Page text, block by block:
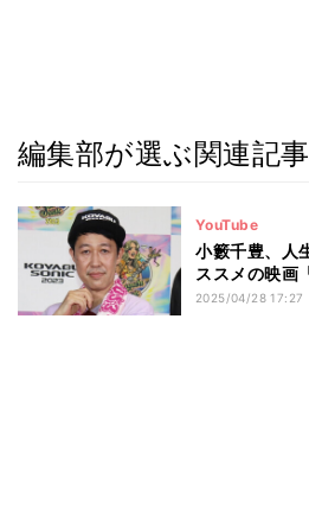
編集部が選ぶ関連記事
YouTube
小籔千豊、人
ススメの映画
2025/04/28 17:27